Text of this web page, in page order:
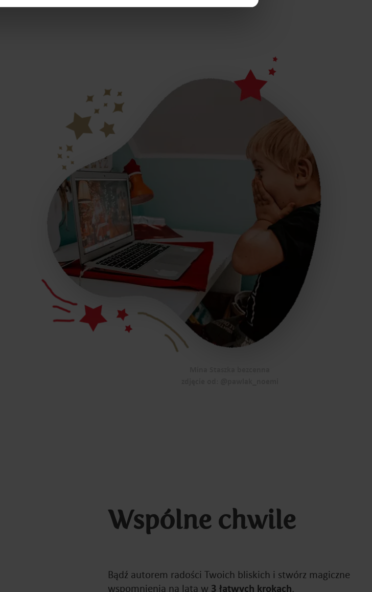
Wspólne chwile
Bądź autorem radości Twoich bliskich i stwórz magiczne
wspomnienia na lata w 3 łatwych krokach.